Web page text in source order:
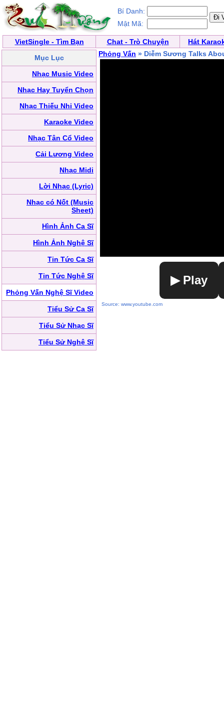
Bí Danh:
Mật Mã:
VietSingle - Tìm Bạn Chat - Trò Chuyện
Hát
Mục Lục
Nhạc Music Video
Nhạc Hay Tuyển Chọn
Nhạc Thiếu Nhi Video
Karaoke Video
Nhạc Tân Cổ Video
Cải Lương Video
Nhạc Midi
Lời Nhạc (Lyric)
Nhạc có Nốt (Music
Sheet)
Hình Ảnh Ca Sĩ
Hình Ảnh Nghệ Sĩ
Tin Tức Ca Sĩ
Tin Tức Nghệ Sĩ
Phỏng Vấn Nghệ Sĩ Video
Tiểu Sử Ca Sĩ
Tiểu Sử Nhạc Sĩ
Tiểu Sử Nghệ Sĩ
Phỏng Vấn » Diễm Sương Talks
▶ Play
Source: www.youtube.com